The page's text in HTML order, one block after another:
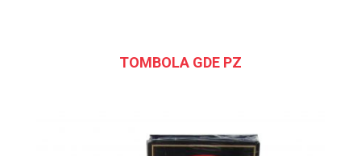
TOMBOLA GDE PZ